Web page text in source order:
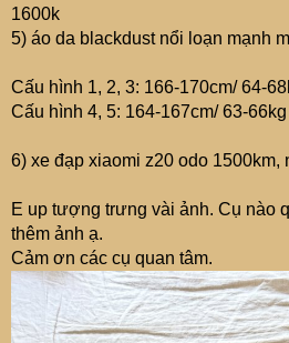
1600k
5) áo da blackdust nổi loạn mạnh
Cấu hình 1, 2, 3: 166-170cm/ 64-
Cấu hình 4, 5: 164-167cm/ 63-66kg
6) xe đạp xiaomi z20 odo 1500km,
E up tượng trưng vài ảnh. Cụ nào
thêm ảnh ạ.
Cảm ơn các cụ quan tâm.